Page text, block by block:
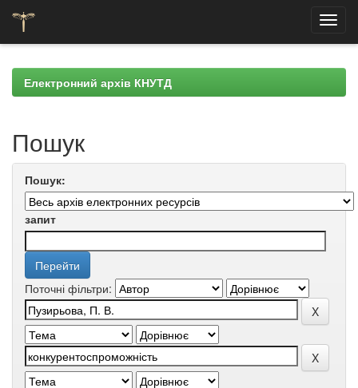
navigationЕлектронний архів КНУТД
Пошук
Пошук:
запит
Поточні фільтри: